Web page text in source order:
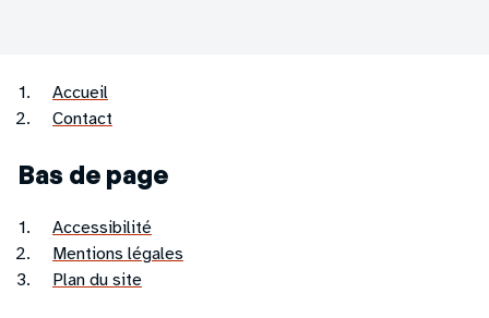
Accueil
Contact
Bas de page
Accessibilité
Mentions légales
Plan du site